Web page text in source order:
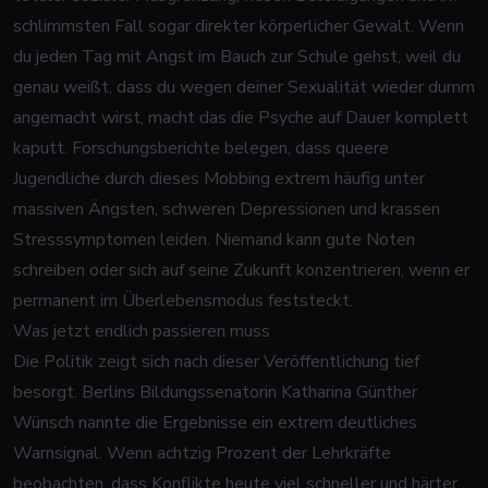
schlimmsten Fall sogar direkter körperlicher Gewalt. Wenn
du jeden Tag mit Angst im Bauch zur Schule gehst, weil du
genau weißt, dass du wegen deiner Sexualität wieder dumm
angemacht wirst, macht das die Psyche auf Dauer komplett
kaputt. Forschungsberichte belegen, dass queere
Jugendliche durch dieses Mobbing extrem häufig unter
massiven Ängsten, schweren Depressionen und krassen
Stresssymptomen leiden. Niemand kann gute Noten
schreiben oder sich auf seine Zukunft konzentrieren, wenn er
permanent im Überlebensmodus feststeckt.
Was jetzt endlich passieren muss
Die Politik zeigt sich nach dieser Veröffentlichung tief
besorgt. Berlins Bildungssenatorin Katharina Günther
Wünsch nannte die Ergebnisse ein extrem deutliches
Warnsignal. Wenn achtzig Prozent der Lehrkräfte